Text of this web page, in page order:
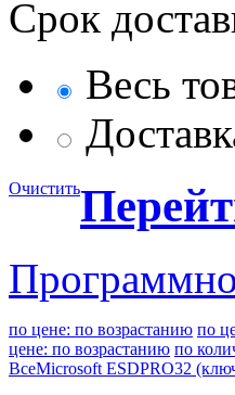
Срок
Весь
Очистить
по цене: по возрастанию по
цене: по возрастанию по
ВсеMicrosoft ESDPRO32